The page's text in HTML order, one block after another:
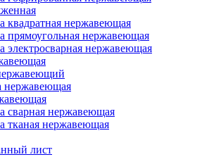
квадратная нержавеющая
прямоугольная нержавеющая
электросварная нержавеющая
нержавеющая
сварная нержавеющая
тканая нержавеющая
лист